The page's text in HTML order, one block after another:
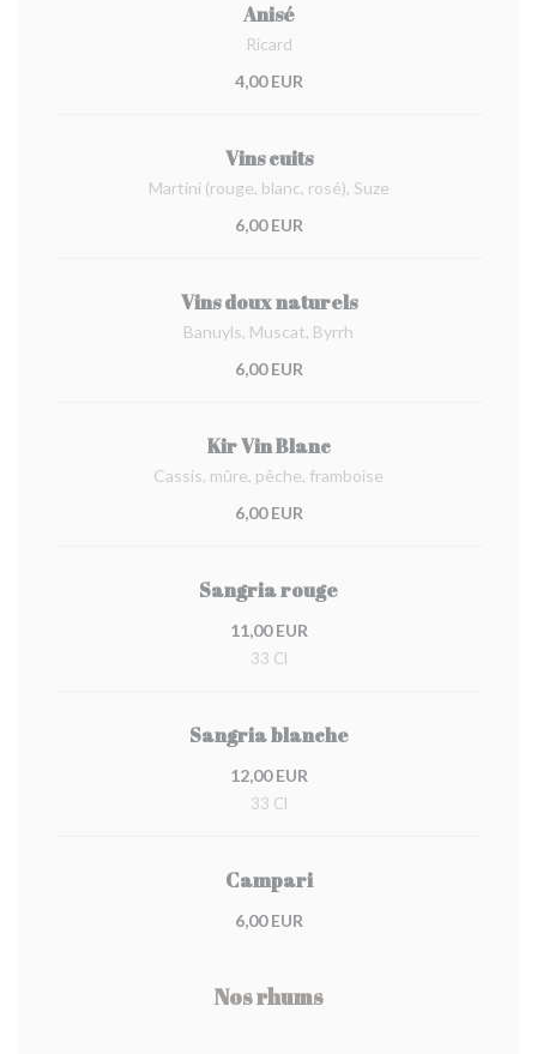
Anisé
Ricard
4,00 EUR
Vins cuits
Martini (rouge, blanc, rosé), Suze
6,00 EUR
Vins doux naturels
Banuyls, Muscat, Byrrh
6,00 EUR
Kir Vin Blanc
Cassis, mûre, pêche, framboise
6,00 EUR
Sangria rouge
11,00 EUR
33 Cl
Sangria blanche
12,00 EUR
33 Cl
Campari
6,00 EUR
Nos rhums